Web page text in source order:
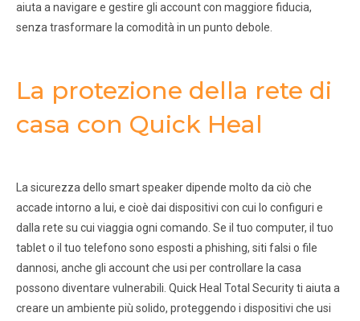
aiuta a navigare e gestire gli account con maggiore fiducia,
senza trasformare la comodità in un punto debole.
La protezione della rete di
casa con Quick Heal
La sicurezza dello smart speaker dipende molto da ciò che
accade intorno a lui, e cioè dai dispositivi con cui lo configuri e
dalla rete su cui viaggia ogni comando. Se il tuo computer, il tuo
tablet o il tuo telefono sono esposti a phishing, siti falsi o file
dannosi, anche gli account che usi per controllare la casa
possono diventare vulnerabili. Quick Heal Total Security ti aiuta a
creare un ambiente più solido, proteggendo i dispositivi che usi